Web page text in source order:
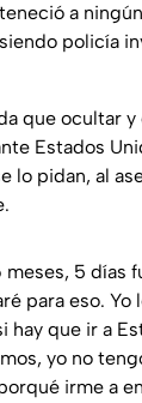
a
policía
que ocultar y
Estados
lo pidan, al
meses, 5 días
para eso. Yo
hay que ir a
yo no
irme a